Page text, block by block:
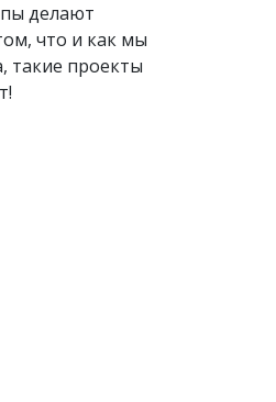
делают
что и как мы
такие проекты